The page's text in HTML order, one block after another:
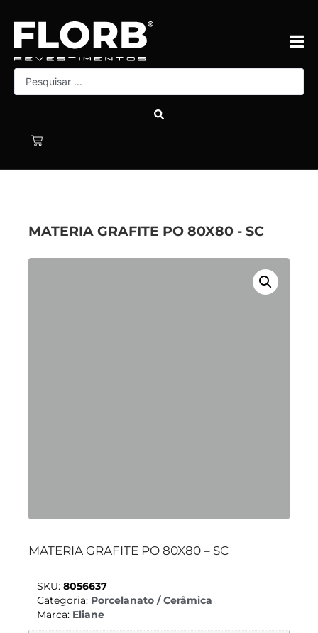
MATERIA GRAFITE PO 80X80 - SC
MATERIA GRAFITE PO 80X80 – SC
SKU: 8056637
Categoria: Porcelanato / Cerâmica
Marca: Eliane